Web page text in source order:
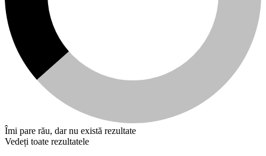
Îmi pare rău, dar nu există rezultate
Vedeți toate rezultatele